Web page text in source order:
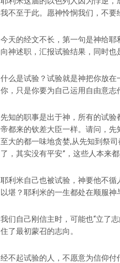
我不至于此。愿神怜悯我们，不要
今天的经文不长，第一句是神给
向神述职，汇报试验结果，同时也
什么是试验？试验就是神把你放
你，只是你要为自己运用自由意志
先知的职事是出于神，所有的试
帝都来的钦差大臣一样。请问，
至大的都一味地贪婪,从先知到祭
了，其实没有平安”，这些人本来
耶利米自己也被试验，神要他不
以堪？耶利米的一生都处在顺服神
我们自己刚信主时，可能也“立了
住了最初蒙召的志向。
经不起试验的人，不愿意为信仰